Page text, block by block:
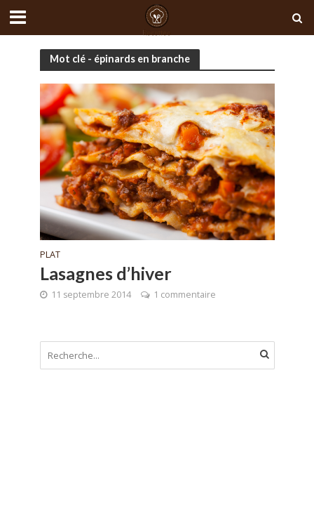
Mot clé - épinards en branche
PLAT
Lasagnes d’hiver
11 septembre 2014 1 commentaire